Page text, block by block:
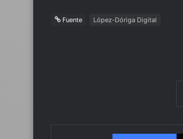
Fuente López-Dóriga Digital